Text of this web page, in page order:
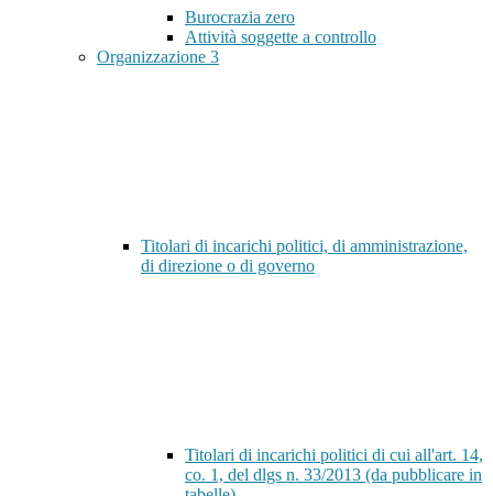
Burocrazia zero
Attività soggette a controllo
Organizzazione 3
Titolari di incarichi politici, di amministrazione,
di direzione o di governo
Titolari di incarichi politici di cui all'art. 14,
co. 1, del dlgs n. 33/2013 (da pubblicare in